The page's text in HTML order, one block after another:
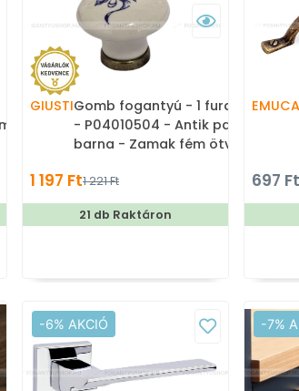
GIUSTIGomb fogantyú - 1 furatos
- P04010504 - Antik patina
barna - Zamak fém ötvözet
porcelánnal kombinált
antikolt fém gombfogantyú
1 197 Ft1 221 Ft
21 db Raktáron
EMUCA
697 Ft
-6% AKCIÓ -7%